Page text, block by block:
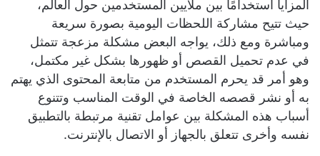
المزايا استخدامًا بين ملايين المستخدمين حول العالم،
حيث تتيح مشاركة اللحظات اليومية بصورة سريعة
ومباشرة ومع ذلك، يواجه البعض مشكلة مزعجة تتمثل
في عدم تحميل القصص أو ظهورها بشكل غير مكتمل،
وهو أمر قد يحرم المستخدم من متابعة المحتوى الذي يهتم
به أو نشر قصصه الخاصة في الوقت المناسب وتتنوع
أسباب هذه المشكلة بين عوامل تقنية مرتبطة بالتطبيق
نفسه وأخرى تتعلق بالجهاز أو الاتصال بالإنترنت.